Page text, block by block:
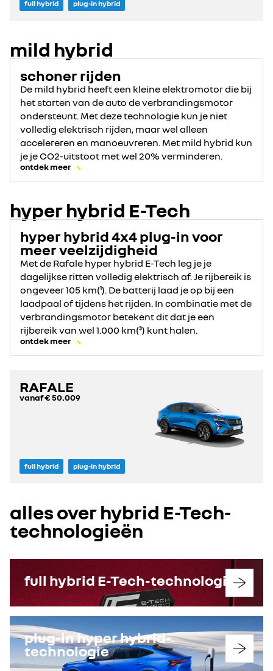
full hybrid plug-in hybrid
mild hybrid
schoner rijden
De mild hybrid heeft een kleine elektromotor die bij
het starten van de auto de verbrandingsmotor
ondersteunt. Met deze technologie kun je niet
volledig elektrisch rijden, maar wel alleen
accelereren en manoeuvreren. Met mild hybrid kun
je je CO2-uitstoot met wel 20% verminderen.
ontdek meer
hyper hybrid E-Tech
hyper hybrid 4x4 plug-in voor
meer veelzijdigheid
Met de Rafale hyper hybrid E-Tech leg je je
dagelijkse ritten volledig elektrisch af. Je rijbereik is
ongeveer 105 km(¹). De batterij laad je op bij een
laadpaal of tijdens het rijden. In combinatie met de
verbrandingsmotor betekent dit dat je een
rijbereik van wel 1.000 km(³) kunt halen.
ontdek meer
RAFALE
vanaf€ 50.009
full hybrid plug-in hybrid
alles over hybrid E-Tech-
technologieën
full hybrid E-Tech-technologie
plug-in hyper hybrid-
technologie